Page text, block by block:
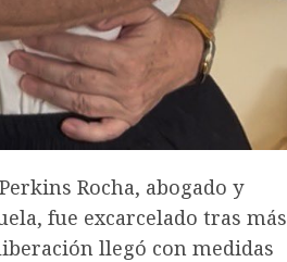
Rocha, abogado y
fue excarcelado tras
llegó con medidas